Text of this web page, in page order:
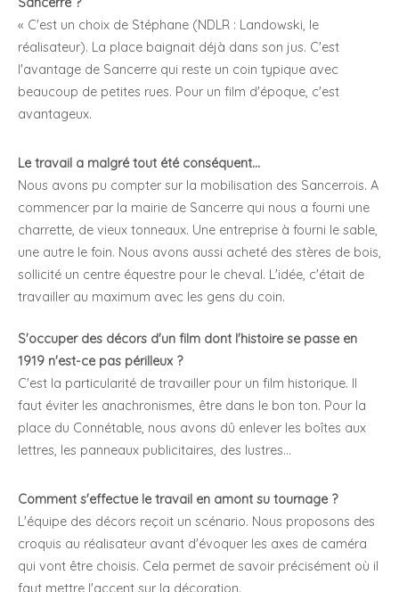
« C'est un choix de Stéphane (NDLR : Landowski, le
réalisateur). La place baignait déjà dans son jus. C'est
l'avantage de Sancerre qui reste un coin typique avec
beaucoup de petites rues. Pour un film d'époque, c'est
avantageux.
Le travail a malgré tout été conséquent...
Nous avons pu compter sur la mobilisation des Sancerrois. A
commencer par la mairie de Sancerre qui nous a fourni une
charrette, de vieux tonneaux. Une entreprise à fourni le sable,
une autre le foin. Nous avons aussi acheté des stères de bois,
sollicité un centre équestre pour le cheval. L'idée, c'était de
travailler au maximum avec les gens du coin.
S'occuper des décors d'un film dont l'histoire se passe en
1919 n'est-ce pas périlleux ?
C'est la particularité de travailler pour un film historique. Il
faut éviter les anachronismes, être dans le bon ton. Pour la
place du Connétable, nous avons dû enlever les boîtes aux
lettres, les panneaux publicitaires, des lustres...
Comment s'effectue le travail en amont su tournage ?
L'équipe des décors reçoit un scénario. Nous proposons des
croquis au réalisateur avant d'évoquer les axes de caméra
qui vont être choisis. Cela permet de savoir précisément où il
faut mettre l'accent sur la décoration.